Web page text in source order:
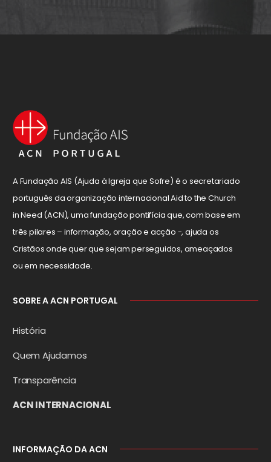
A Fundação AIS (Ajuda à Igreja que Sofre) é o secretariado
português da organização internacional Aid to the Church
in Need (ACN), uma fundação pontifícia que, com base em
três pilares – informação, oração e acção -, ajuda os
Cristãos onde quer que sejam perseguidos, ameaçados
ou em necessidade.
SOBRE A ACN PORTUGAL
História
Quem Ajudamos
Transparência
ACN INTERNACIONAL
INFORMAÇÃO DA ACN